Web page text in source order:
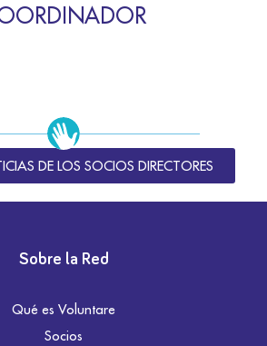
DE LOS SOCIOS DIRECTORES
Sobre la Red
Qué es Voluntare
Socios